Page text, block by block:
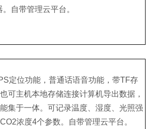
。自带管理云平台。
定位功能，普通话语音功能，带TF存
可主机本地存储连接计算机导出数据，
集于一体。可记录温度、湿度、光照强
浓度4个参数。自带管理云平台。